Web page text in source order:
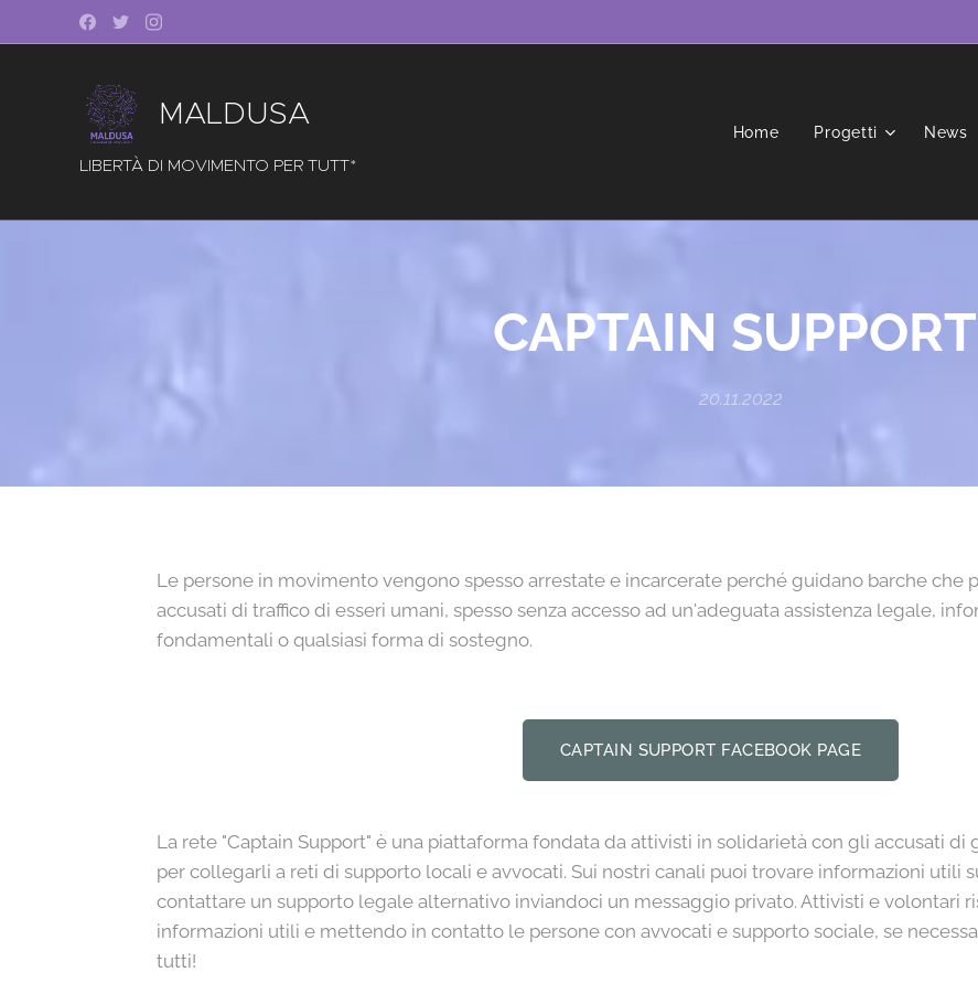
MALDUSA
LIBERTÀ DI MOVIMENTO PER TUTT*
Home Progetti News
CAPTAIN SUPPORT
20.11.2022
Le persone in movimento vengono spesso arrestate e incarcerate perché guidano barche che
accusati di traffico di esseri umani, spesso senza accesso ad un'adeguata assistenza legale,
fondamentali o qualsiasi forma di sostegno.
CAPTAIN SUPPORT FACEBOOK PAGE
La rete "Captain Support" è una piattaforma fondata da attivisti in solidarietà con gli accusati di
per collegarli a reti di supporto locali e avvocati. Sui nostri canali puoi trovare informazioni utili
contattare un supporto legale alternativo inviandoci un messaggio privato. Attivisti e volontari
informazioni utili e mettendo in contatto le persone con avvocati e supporto sociale, se
tutti!